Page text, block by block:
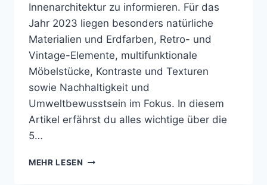
Innenarchitektur zu informieren. Für das
Jahr 2023 liegen besonders natürliche
Materialien und Erdfarben, Retro- und
Vintage-Elemente, multifunktionale
Möbelstücke, Kontraste und Texturen
sowie Nachhaltigkeit und
Umweltbewusstsein im Fokus. In diesem
Artikel erfährst du alles wichtige über die
5…
MEHR LESEN